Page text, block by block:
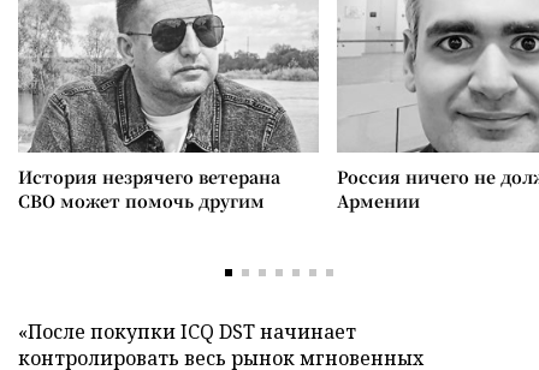
История незрячего ветерана
СВО может помочь другим
Россия ничего не
Армении
«После покупки ICQ DST начинает
контролировать весь рынок мгновенных